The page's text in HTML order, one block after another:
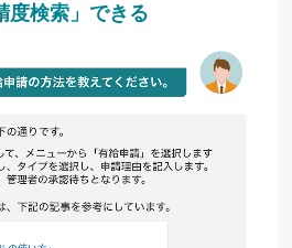
度検索」できる